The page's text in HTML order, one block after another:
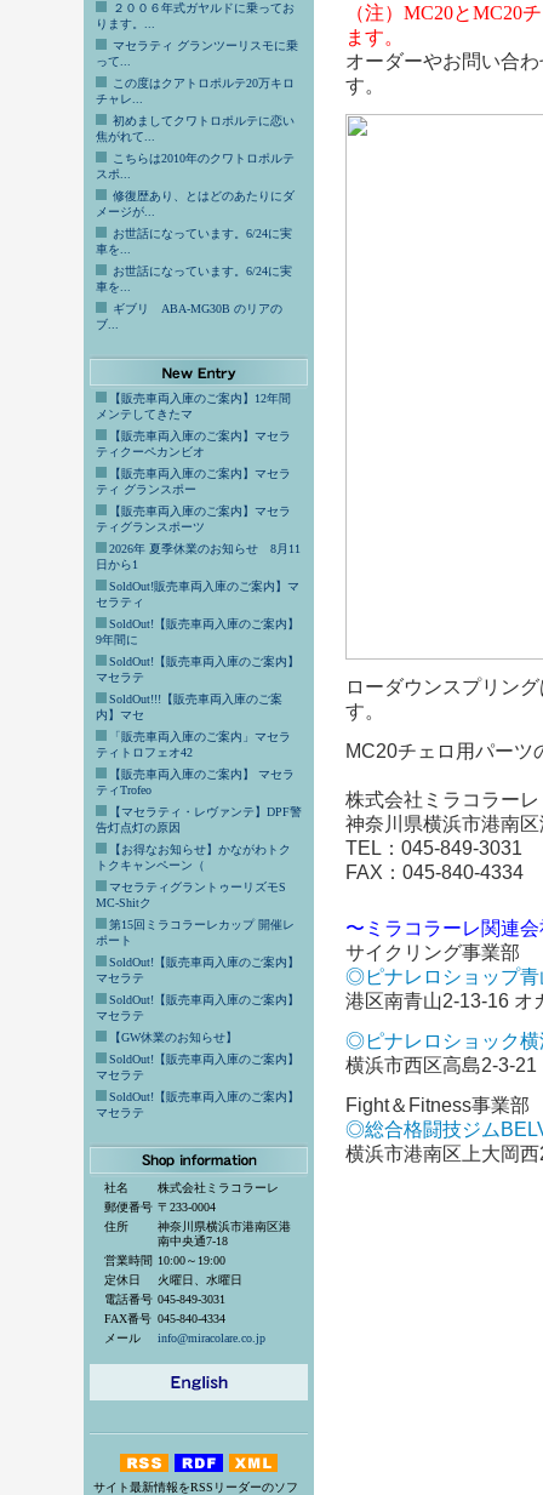
２００６年式ガヤルドに乗ってお
ります。...
マセラティ グランツーリスモに乗
って...
この度はクアトロポルテ20万キロ
チャレ...
初めましてクワトロポルテに恋い
焦がれて...
こちらは2010年のクワトロポルテ
スポ...
修復歴あり、とはどのあたりにダ
メージが...
お世話になっています。6/24に実
車を...
お世話になっています。6/24に実
車を...
ギブリ ABA-MG30B のリアの
ブ...
【販売車両入庫のご案内】12年間
メンテしてきたマ
【販売車両入庫のご案内】マセラ
ティクーペカンビオ
【販売車両入庫のご案内】マセラ
ティ グランスポー
【販売車両入庫のご案内】マセラ
ティグランスポーツ
2026年 夏季休業のお知らせ 8月11
日から1
SoldOut!販売車両入庫のご案内】マ
セラティ
SoldOut!【販売車両入庫のご案内】
9年間に
SoldOut!【販売車両入庫のご案内】
マセラテ
SoldOut!!!【販売車両入庫のご案
内】マセ
「販売車両入庫のご案内」マセラ
ティトロフェオ42
【販売車両入庫のご案内】 マセラ
ティTrofeo
【マセラティ・レヴァンテ】DPF警
告灯点灯の原因
【お得なお知らせ】かながわトク
トクキャンペーン（
マセラティグラントゥーリズモS
MC-Shitク
第15回ミラコラーレカップ 開催レ
ポート
SoldOut!【販売車両入庫のご案内】
マセラテ
SoldOut!【販売車両入庫のご案内】
マセラテ
【GW休業のお知らせ】
SoldOut!【販売車両入庫のご案内】
マセラテ
SoldOut!【販売車両入庫のご案内】
マセラテ
社名
株式会社ミラコラーレ
郵便番号 〒233-0004
住所
神奈川県横浜市港南区港
南中央通7-18
営業時間 10:00～19:00
定休日
火曜日、水曜日
電話番号 045-849-3031
FAX番号 045-840-4334
メール
info@miracolare.co.jp
サイト最新情報をRSSリーダーのソフ
（注）MC20とMC20
ます。
オーダーやお問い合
す。
ローダウンスプリン
す。
MC20チェロ用パーツ
株式会社ミラコラーレ
神奈川県横浜市港南
TEL：045-849-3031
FAX：045-840-4334
〜ミラコラーレ関連
サイクリング事業部
◎ピナレロショップ青
港区南青山2-13-16 オ
◎ピナレロショック横
横浜市西区高島2-3-
Fight＆Fitness事業部
◎総合格闘技ジム
横浜市港南区上大岡